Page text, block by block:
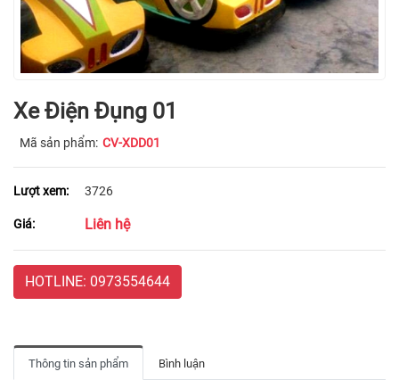
Xe Điện Đụng 01
Mã sản phẩm: CV-XDD01
Lượt xem: 3726
Giá: Liên hệ
HOTLINE: 0973554644
Thông tin sản phẩm Bình luận